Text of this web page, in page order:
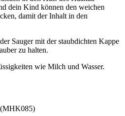
dein Kind können den weichen
damit der Inhalt in den
Sauger mit der staubdichten Kappe
zu halten.
wie Milch und Wasser.
(MHK085)